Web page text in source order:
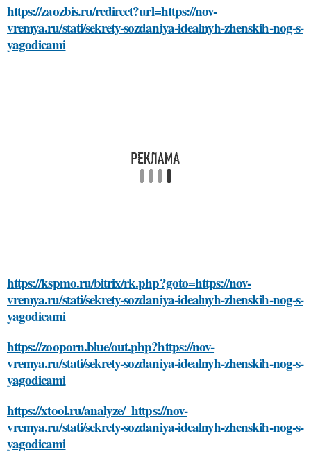
https://zaozbis.ru/redirect?url=https://nov-
vremya.ru/stati/sekrety-sozdaniya-idealnyh-zhenskih-nog-s-
yagodicami
https://kspmo.ru/bitrix/rk.php?goto=https://nov-
vremya.ru/stati/sekrety-sozdaniya-idealnyh-zhenskih-nog-s-
yagodicami
https://zooporn.blue/out.php?https://nov-
vremya.ru/stati/sekrety-sozdaniya-idealnyh-zhenskih-nog-s-
yagodicami
https://xtool.ru/analyze/_https://nov-
vremya.ru/stati/sekrety-sozdaniya-idealnyh-zhenskih-nog-s-
yagodicami